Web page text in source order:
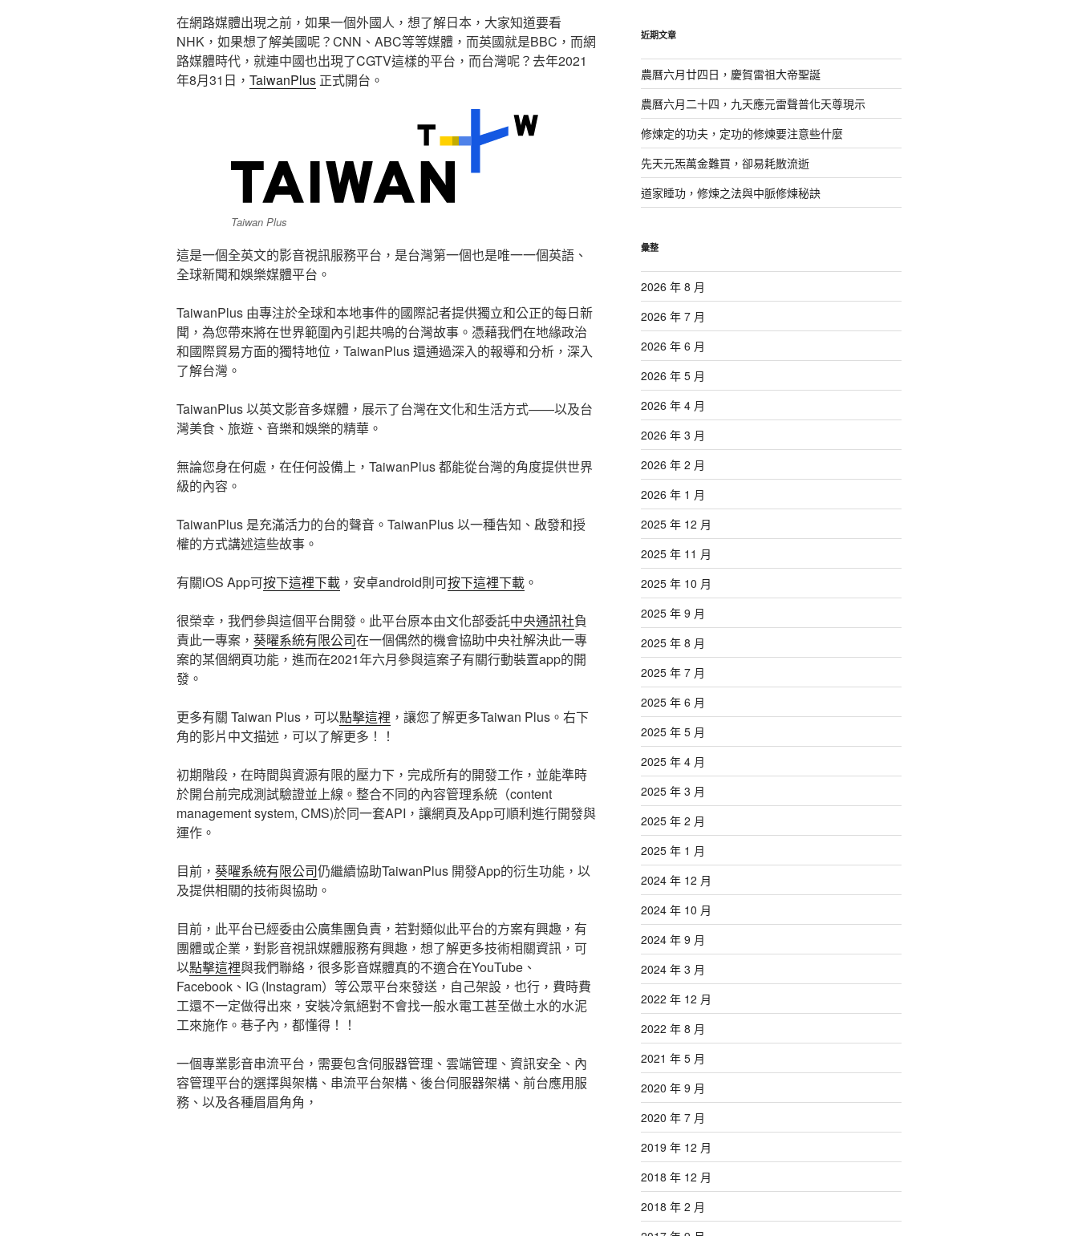
在網路媒體出現之前，如果一個外國人，想了解日本，大家知道要看
NHK，如果想了解美國呢？CNN、ABC等等媒體，而英國就是BBC，而網
路媒體時代，就連中國也出現了CGTV這樣的平台，而台灣呢？去年2021
年8月31日， TaiwanPlus 正式開台。
Taiwan Plus
這是一個全英文的影音視訊服務平台， 是台灣第一個也是唯一一個英語、
全球新聞和娛樂媒體平台。
TaiwanPlus 由專注於全球和本地事件的國際記者提供獨立和公正的每日新
聞，為您帶來將在世界範圍內引起共鳴的台灣故事。憑藉我們在地緣政治
和國際貿易方面的獨特地位，TaiwanPlus 還通過深入的報導和分析，深入
了解台灣。
TaiwanPlus 以英文影音多媒體，展示了台灣在文化和生活方式——以及台
灣美食、旅遊、音樂和娛樂的精華。
無論您身在何處，在任何設備上，TaiwanPlus 都能從台灣的角度提供世界
級的內容。
TaiwanPlus 是充滿活力的台的聲音。 TaiwanPlus 以一種告知、啟發和授
權的方式講述這些故事。
有關iOS App可按下這裡下載 ，安卓android則可按下這裡下載 。
很榮幸，我們參與這個平台開發。此平台原本由文化部委託中央通訊社負
責此一專案， 葵曜系統有限公司在一個偶然的機會協助中央社解決此一專
案的某個網頁功能，進而在2021年六月參與這案子有關行動裝置app的開
發。
更多有關 Taiwan Plus，可以點擊這裡 ，讓您了解更多Taiwan Plus。右下
角的影片中文描述，可以了解更多！！
初期階段，在時間與資源有限的壓力下，完成所有的開發工作，並能準時
於開台前完成測試驗證並上線。整合不同的內容管理系統（content
management system, CMS)於同一套API，讓網頁及App可順利進行開發與
運作。
目前， 葵曜系統有限公司仍繼續協助TaiwanPlus 開發App的衍生功能，以
及提供相關的技術與協助。
目前，此平台已經委由公廣集團負責，若對類似此平台的方案有興趣，有
團體或企業，對影音視訊媒體服務有興趣，想了解更多技術相關資訊，可
以點擊這裡與我們聯絡，很多影音媒體真的不適合在YouTube、
Facebook、IG (Instagram）等公眾平台來發送，自己架設，也行，費時費
工還不一定做得出來，安裝冷氣絕對不會找一般水電工甚至做土水的水泥
工來施作。巷子內，都懂得！！
一個專業影音串流平台，需要包含伺服器管理、雲端管理、資訊安全、內
容管理平台的選擇與架構、串流平台架構、後台伺服器架構、前台應用服
務、以及各種眉眉角角，
字:
近期文章
農曆六月廿四日，慶賀雷祖大帝聖誕
農曆六月二十四，九天應元雷聲普化天尊現示
修煉定的功夫，定功的修煉要注意些什麼
先天元炁萬金難買，卻易耗散流逝
道家睡功，修煉之法與中脈修煉秘訣
彙整
2026 年 8 月
2026 年 7 月
2026 年 6 月
2026 年 5 月
2026 年 4 月
2026 年 3 月
2026 年 2 月
2026 年 1 月
2025 年 12 月
2025 年 11 月
2025 年 10 月
2025 年 9 月
2025 年 8 月
2025 年 7 月
2025 年 6 月
2025 年 5 月
2025 年 4 月
2025 年 3 月
2025 年 2 月
2025 年 1 月
2024 年 12 月
2024 年 10 月
2024 年 9 月
2024 年 3 月
2022 年 12 月
2022 年 8 月
2021 年 5 月
2020 年 9 月
2020 年 7 月
2019 年 12 月
2018 年 12 月
2018 年 2 月